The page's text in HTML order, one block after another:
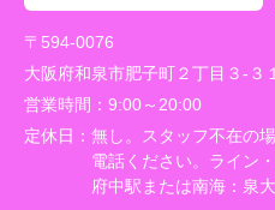
〒594-0076
大阪府和泉市肥子町２丁目３-３
営業時間： 9:00～20:00
定休日： 無し。スタッフ不在の
電話ください。ライン
府中駅または南海：泉